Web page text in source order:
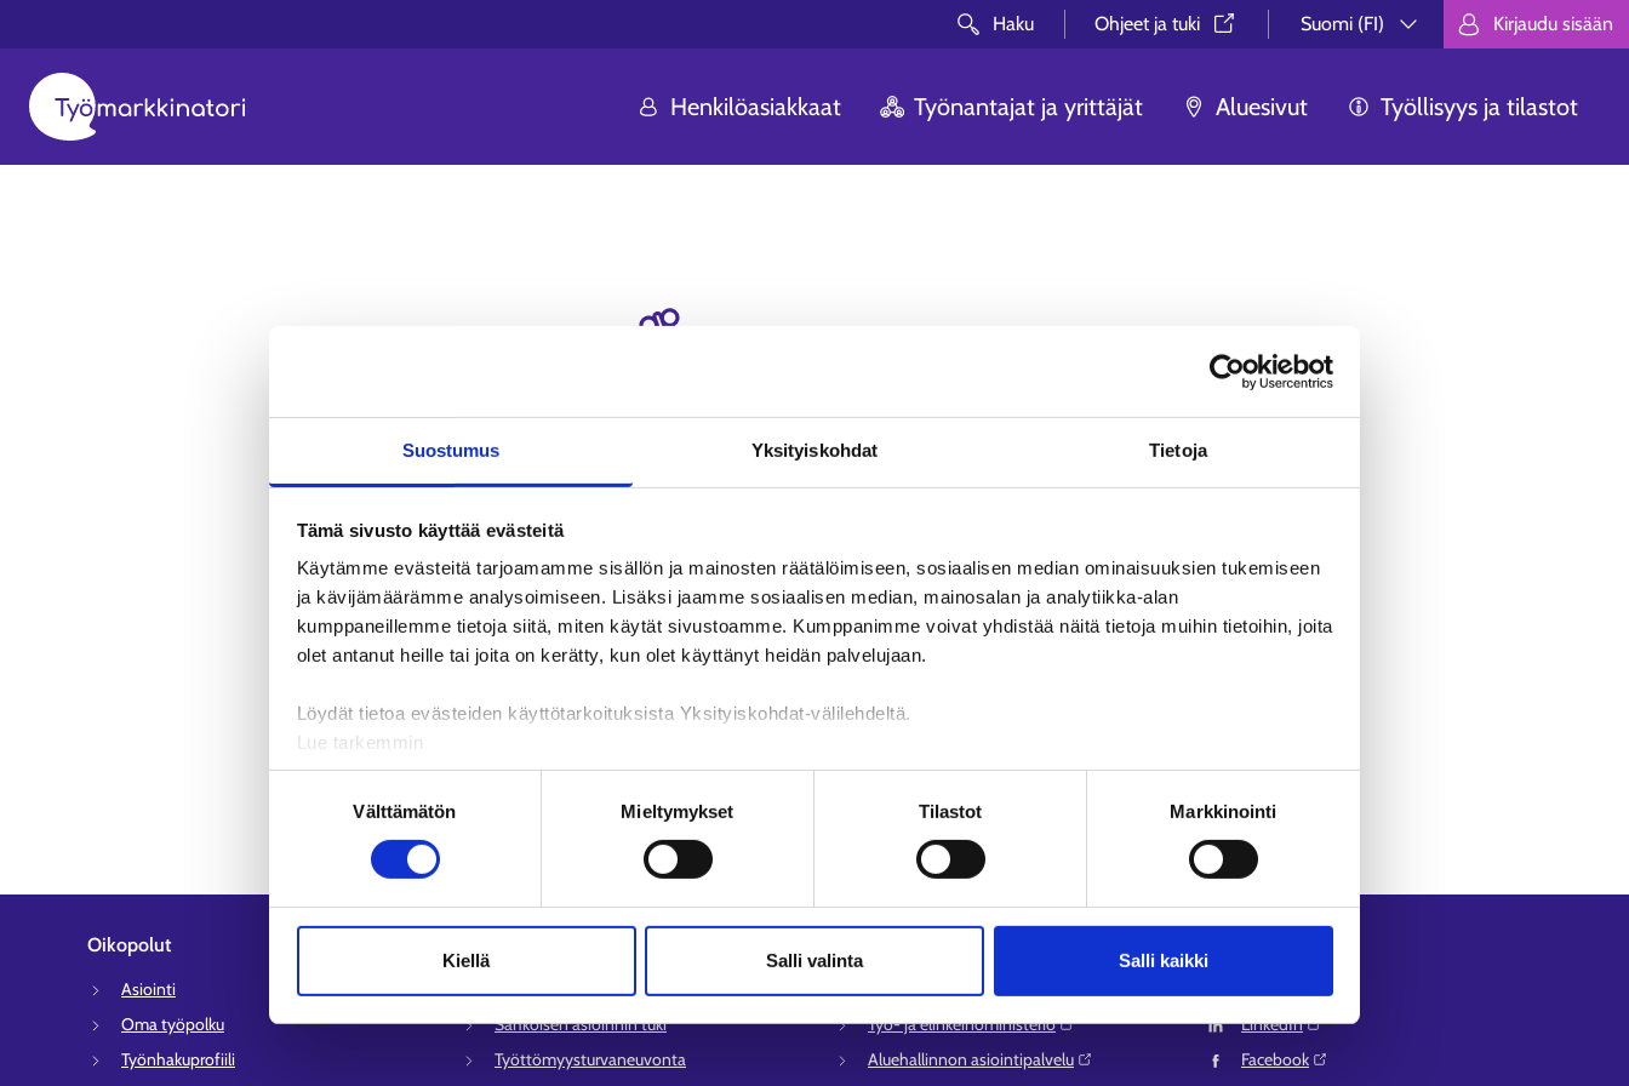
Suostumus Yksityiskohdat Tietoja
Tämä sivusto käyttää evästeitä
Käytämme evästeitä tarjoamamme sisällön ja mainosten räätälöimiseen, sosiaalisen median ominaisuuksien tukemiseen
ja kävijämäärämme analysoimiseen. Lisäksi jaamme sosiaalisen median, mainosalan ja analytiikka-alan
kumppaneillemme tietoja siitä, miten käytät sivustoamme. Kumppanimme voivat yhdistää näitä tietoja muihin tietoihin, joita
olet antanut heille tai joita on kerätty, kun olet käyttänyt heidän palvelujaan.
Löydät tietoa evästeiden käyttötarkoituksista Yksityiskohdat-välilehdeltä.
Lue tarkemmin
Evästeet
Tietosuoja ja henkilötietojen käsittely
Välttämätön Mieltymykset Tilastot Markkinointi
Kiellä Salli valinta Salli kaikki
Haku Ohjeet ja tuki⁠
Suomi (FI)
Valitse kieli. Välj språk. Choose
Kirjaudu sisään
Henkilöasiakkaat Työnantajat ja yrittäjät Aluesivut Työllisyys ja tilastot
Voi ei! Etsimääsi sivua ei löytynyt.
Olemme pahoillamme. Sivua, johon yritit päästä, ei syystä tai toisesta
Oikopolut
Asiointi
Oma työpolku
Työnhakuprofiili
Työllisyysalueiden yhteystiedot
Sähköisen asioinnin tuki
Työttömyysturvaneuvonta
KEHA-keskus⁠
Työ- ja elinkeinoministeriö⁠
Aluehallinnon asiointipalvelu⁠
LinkedIn⁠
Facebook⁠